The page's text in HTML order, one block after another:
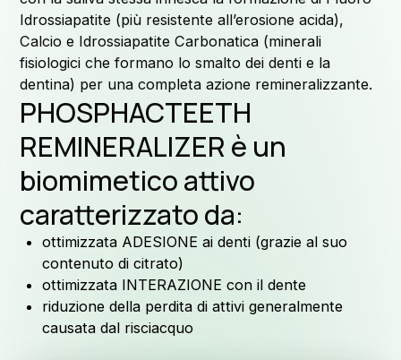
Idrossiapatite (più resistente all’erosione acida),
Calcio e Idrossiapatite Carbonatica (minerali
fisiologici che formano lo smalto dei denti e la
dentina) per una completa azione remineralizzante.
PHOSPHACTEETH
REMINERALIZER è un
biomimetico attivo
caratterizzato da:
ottimizzata ADESIONE ai denti (grazie al suo
contenuto di citrato)
ottimizzata INTERAZIONE con il dente
riduzione della perdita di attivi generalmente
causata dal risciacquo